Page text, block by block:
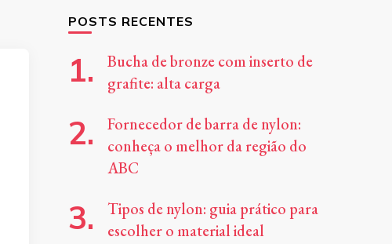
POSTS RECENTES
Bucha de bronze com inserto de
grafite: alta carga
Fornecedor de barra de nylon:
conheça o melhor da região do
ABC
Tipos de nylon: guia prático para
escolher o material ideal